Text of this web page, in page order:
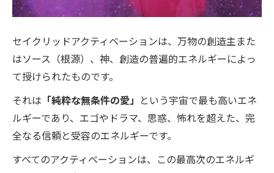
セイクリッドアクティベーションは、万物の創造主また
はソース（根源）、神、創造の普遍的エネルギーによっ
て授けられたものです。
それは 「純粋な無条件の愛」 という宇宙で最も高いエネ
ルギーであり、エゴやドラマ、思惑、怖れを超えた、完
全なる信頼と受容のエネルギーです。
すべてのアクティベーションは、この最高次のエネルギ